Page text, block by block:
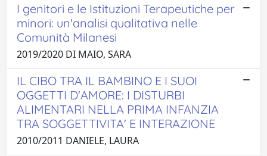
I genitori e le Istituzioni Terapeutiche per
minori: un'analisi qualitativa nelle
Comunità Milanesi
2019/2020 DI MAIO, SARA
IL CIBO TRA IL BAMBINO E I SUOI
OGGETTI D'AMORE: I DISTURBI
ALIMENTARI NELLA PRIMA INFANZIA
TRA SOGGETTIVITA' E INTERAZIONE
2010/2011 DANIELE, LAURA